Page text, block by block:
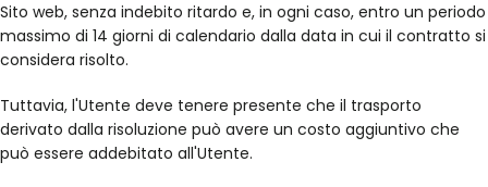
Sito web, senza indebito ritardo e, in ogni caso, entro un periodo
massimo di 14 giorni di calendario dalla data in cui il contratto si
considera risolto.
Tuttavia, l'Utente deve tenere presente che il trasporto
derivato dalla risoluzione può avere un costo aggiuntivo che
può essere addebitato all'Utente.